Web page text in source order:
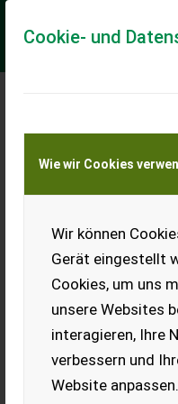
Cookie- und
Wie wir Cookies
Wir können
Gerät eingestellt
Cookies, um uns
unsere Websites
interagieren, Ihre
verbessern und
Website anpassen.
Meine
Transport von
KEINE